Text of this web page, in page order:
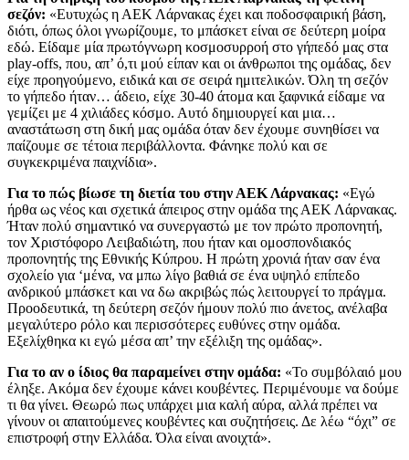
σεζόν: «Ευτυχώς η ΑΕΚ Λάρνακας έχει και ποδοσφαιρική βάση,
διότι, όπως όλοι γνωρίζουμε, το μπάσκετ είναι σε δεύτερη μοίρα
εδώ. Είδαμε μία πρωτόγνωρη κοσμοσυρροή στο γήπεδό μας στα
play-offs, που, απ’ ό,τι μού είπαν και οι άνθρωποι της ομάδας, δεν
είχε προηγούμενο, ειδικά και σε σειρά ημιτελικών. Όλη τη σεζόν
το γήπεδο ήταν… άδειο, είχε 30-40 άτομα και ξαφνικά είδαμε να
γεμίζει με 4 χιλιάδες κόσμο. Αυτό δημιουργεί και μια…
αναστάτωση στη δική μας ομάδα όταν δεν έχουμε συνηθίσει να
παίζουμε σε τέτοια περιβάλλοντα. Φάνηκε πολύ και σε
συγκεκριμένα παιχνίδια».
Για το πώς βίωσε τη διετία του στην ΑΕΚ Λάρνακας: «Εγώ
ήρθα ως νέος και σχετικά άπειρος στην ομάδα της ΑΕΚ Λάρνακας.
Ήταν πολύ σημαντικό να συνεργαστώ με τον πρώτο προπονητή,
τον Χριστόφορο Λειβαδιώτη, που ήταν και ομοσπονδιακός
προπονητής της Εθνικής Κύπρου. Η πρώτη χρονιά ήταν σαν ένα
σχολείο για ‘μένα, να μπω λίγο βαθιά σε ένα υψηλό επίπεδο
ανδρικού μπάσκετ και να δω ακριβώς πώς λειτουργεί το πράγμα.
Προοδευτικά, τη δεύτερη σεζόν ήμουν πολύ πιο άνετος, ανέλαβα
μεγαλύτερο ρόλο και περισσότερες ευθύνες στην ομάδα.
Εξελίχθηκα κι εγώ μέσα απ’ την εξέλιξη της ομάδας».
Για το αν ο ίδιος θα παραμείνει στην ομάδα: «Το συμβόλαιό μου
έληξε. Ακόμα δεν έχουμε κάνει κουβέντες. Περιμένουμε να δούμε
τι θα γίνει. Θεωρώ πως υπάρχει μια καλή αύρα, αλλά πρέπει να
γίνουν οι απαιτούμενες κουβέντες και συζητήσεις. Δε λέω “όχι” σε
επιστροφή στην Ελλάδα. Όλα είναι ανοιχτά».